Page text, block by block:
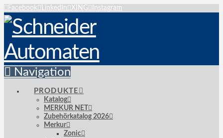
Facebook LinkedIn XING Instagram
Navigation
PRODUKTE
Katalog
MERKUR NET
Zubehörkatalog 2026
Merkur
Zonic